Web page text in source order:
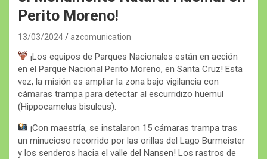
Perito Moreno!
13/03/2024 azcomunication
¡Los equipos de Parques Nacionales están en acción
en el Parque Nacional Perito Moreno, en Santa Cruz! Esta
vez, la misión es ampliar la zona bajo vigilancia con
cámaras trampa para detectar al escurridizo huemul
(Hippocamelus bisulcus).
¡Con maestría, se instalaron 15 cámaras trampa tras
un minucioso recorrido por las orillas del Lago Burmeister
y los senderos hacia el valle del Nansen! Los rastros de